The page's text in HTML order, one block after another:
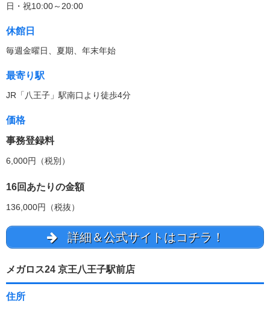
日・祝10:00～20:00
休館日
毎週金曜日、夏期、年末年始
最寄り駅
JR「八王子」駅南口より徒歩4分
価格
事務登録料
6,000円（税別）
16回あたりの金額
136,000円（税抜）
詳細＆公式サイトはコチラ！
メガロス24 京王八王子駅前店
住所